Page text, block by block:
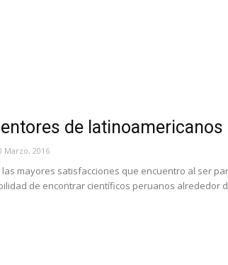
de
Marzo, 2016
las mayores satisfacciones que encuentro al ser
de encontrar científicos peruanos alrededor